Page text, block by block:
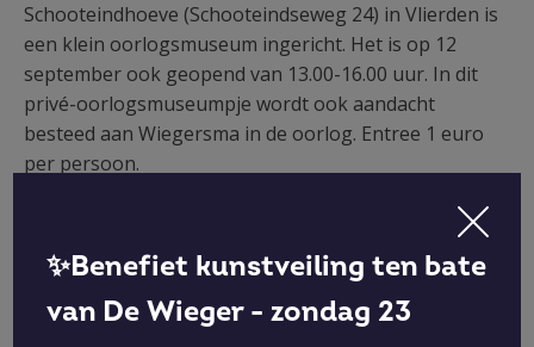
Schooteindhoeve (Schooteindseweg 24) in Vlierden is
een klein oorlogsmuseum ingericht. Het is op 12
september ook geopend van 13.00-16.00 uur. In dit
privé-oorlogsmuseumpje wordt ook aandacht
besteed aan Wiegersma in de oorlog. Entree 1 euro
per persoon.
over de openstelling
✨Benefiet kunstveiling ten bate
van De Wieger - zondag 23